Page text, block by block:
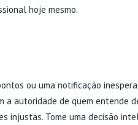
hoje mesmo.
ou uma notificação
a autoridade de quem entende
injustas. Tome uma decisão